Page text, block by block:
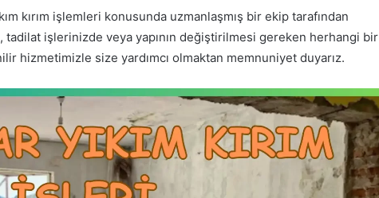
kırım işlemleri konusunda uzmanlaşmış bir ekip tarafından
işlerinizde veya yapının değiştirilmesi gereken herhangi bir
hizmetimizle size yardımcı olmaktan memnuniyet duyarız.